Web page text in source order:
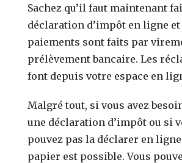
Sachez qu’il faut maintenant
déclaration d’impôt en ligne
paiements sont faits par
prélèvement bancaire. Les
font depuis votre espace en
Malgré tout, si vous avez
une déclaration d’impôt ou si
pouvez pas la déclarer en
papier est possible. Vous